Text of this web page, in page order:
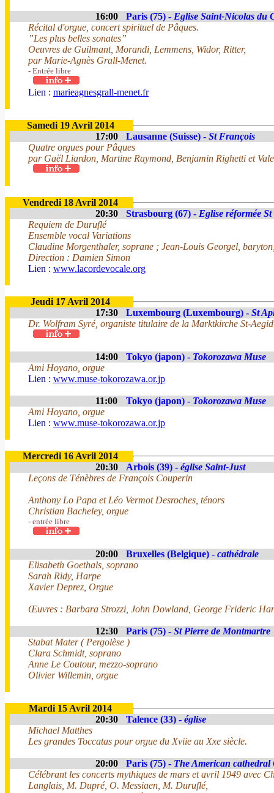
16:00 Paris (75) - Eglise Saint-Nicolas du
Récital d'orgue, concert spirituel de Pâques.
”Les plus belles sonates”
Oeuvres de Guilmant, Morandi, Lemmens, Widor, Ritter,
par Marie-Agnès Grall-Menet.
- Entrée libre
Lien : marieagnesgrall-menet.fr
Samedi 19 Avril 2014
17:00
Lausanne (Suisse) - St François
Quatre orgues pour Pâques
par Gaël Liardon, Martine Raymond, Benjamin Righetti et
Vendredi 18 Avril 2014
20:30
Strasbourg (67) - Eglise réformée
Requiem de Duruflé
Ensemble vocal Variations
Claudine Morgenthaler, soprane ; Jean-Louis Georgel,
Direction : Damien Simon
Lien : www.lacordevocale.org
Jeudi 17 Avril 2014
17:30
Luxembourg (Luxembourg) - St
Dr. Wolfram Syré, organiste titulaire de la Marktkirche St-
14:00 Tokyo (japon) - Tokorozawa Muse
Ami Hoyano, orgue
Lien : www.muse-tokorozawa.or.jp
11:00 Tokyo (japon) - Tokorozawa Muse
Ami Hoyano, orgue
Lien : www.muse-tokorozawa.or.jp
Mercredi 16 Avril 2014
20:30
Arbois (39) - église Saint-Just
Leçons de Ténèbres de François Couperin
Anthony Lo Papa et Léo Vermot Desroches, ténors
Christian Bacheley, orgue
- entrée libre
20:00 Bruxelles (Belgique) - cathédrale
Elisabeth Goethals, soprano
Sarah Ridy, Harpe
Xavier Deprez, Orgue
Œuvres : Barbara Strozzi, John Dowland, George Frideric
12:30 Paris (75) - St Pierre de Montmartre
Stabat Mater ( Pergolèse )
Clara Schmidt, soprano
Anne Le Coutour, mezzo-soprano
Olivier Willemin, orgue
Mardi 15 Avril 2014
20:30
Talence (33) - église
Michael Matthes
Les grandes Toccatas pour orgue du Xviie au Xxe siècle.
20:00 Paris (75) - The American cathedral
Célébrant les concerts mythiques de mars et avril 1949 avec
Langlais, M. Dupré, O. Messiaen, M. Duruflé,